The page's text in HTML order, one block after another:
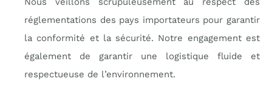
réglementations des pays importateurs pour garantir
la conformité et la sécurité. Notre engagement est
également de garantir une logistique fluide et
respectueuse de l’environnement.